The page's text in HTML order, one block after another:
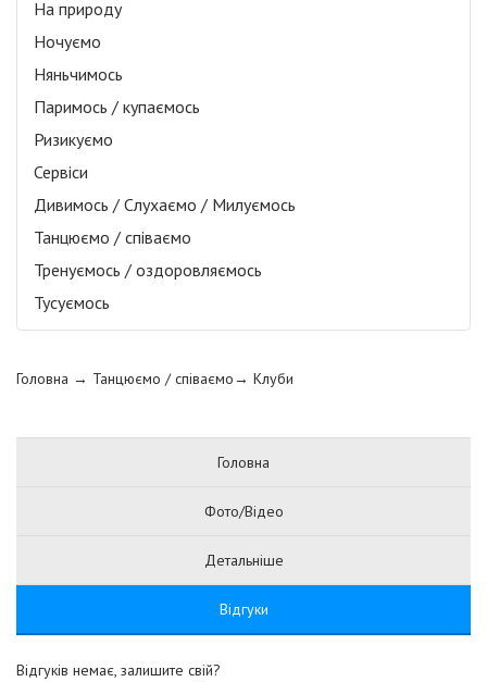
На природу
Ночуємо
Няньчимось
Паримось / купаємось
Ризикуємо
Сервіси
Дивимось / Слухаємо / Милуємось
Танцюємо / співаємо
Тренуємось / оздоровляємось
Тусуємось
Головна → Танцюємо / співаємо→ Клуби
Головна
Фото/Відео
Детальніше
Відгуки
Відгуків немає, залишите свій?